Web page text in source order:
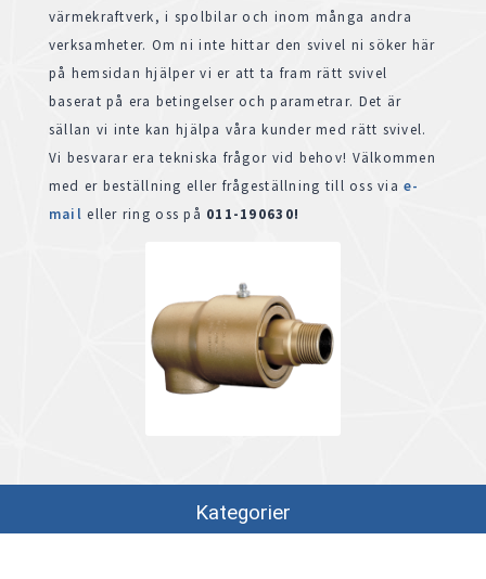
värmekraftverk, i spolbilar och inom många andra
verksamheter. Om ni inte hittar den svivel ni söker här
på hemsidan hjälper vi er att ta fram rätt svivel
baserat på era betingelser och parametrar. Det är
sällan vi inte kan hjälpa våra kunder med rätt svivel.
Vi besvarar era tekniska frågor vid behov! Välkommen
med er beställning eller frågeställning till oss viae-
mai l eller ring oss på 011-190630!
Kategorier